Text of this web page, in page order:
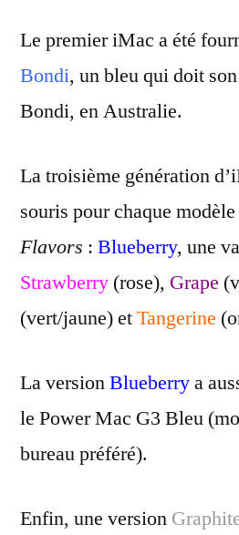
Le premier iMac a été
Bondi, un bleu qui doit
Bondi, en Australie.
La troisième génération
souris pour chaque
Flavors : Blueberry, une
Strawberry (rose), Grape
(vert/jaune) etTangerine
La versionBlueberrya
le Power Mac G3 Bleu
bureau préféré).
Enfin, une version